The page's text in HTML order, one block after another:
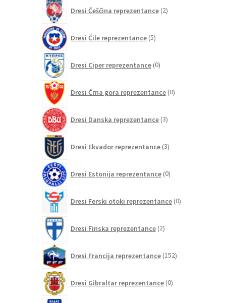
Dresi Češčina reprezentance 2izdelka
Dresi Čile reprezentance 5izdelkov
Dresi Ciper reprezentance 0izdelkov
Dresi Črna gora reprezentance 0izdelkov
Dresi Danska reprezentance 3izdelki
Dresi Ekvador reprezentance 3izdelki
Dresi Estonija reprezentance 0izdelkov
Dresi Ferski otoki reprezentance 0izdelkov
Dresi Finska reprezentance 2izdelka
Dresi Francija reprezentance 152izdelkov
Dresi Gibraltar reprezentance 0izdelkov